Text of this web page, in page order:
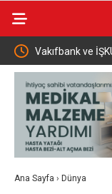
Vakıfbank ve
istihdamı için iş
Ana Sayfa › Dünya